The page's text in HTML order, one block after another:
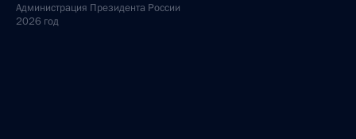
Администрация Президента России
2026 год